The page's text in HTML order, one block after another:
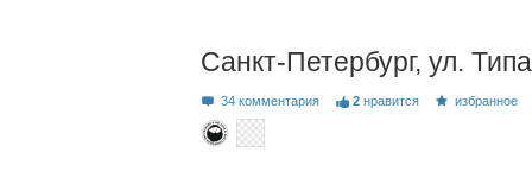
Санкт-Петербург, ул.
34 комментария 2 нравится избранное